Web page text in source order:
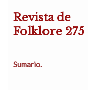
Revista de
Folklore 275
Sumario.